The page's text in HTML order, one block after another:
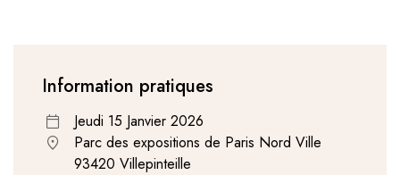
Information pratiques
Jeudi 15 Janvier 2026
Parc des expositions de Paris Nord Ville
93420 Villepinteille